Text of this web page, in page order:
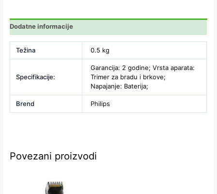
Dodatne informacije
Težina 0.5 kg
Specifikacije:
Garancija: 2 godine; Vrsta aparata:
Trimer za bradu i brkove;
Napajanje: Baterija;
Brend Philips
Povezani proizvodi